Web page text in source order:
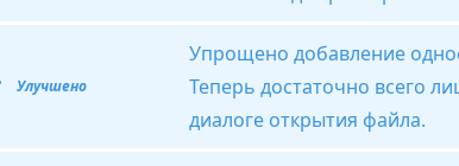
Улучшено
Упрощено добавление
Теперь достаточно всего
диалоге открытия файла.